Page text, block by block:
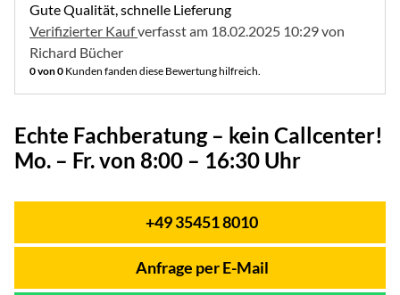
Gute Qualität, schnelle Lieferung
Verifizierter Kaufverfasst am 18.02.2025 10:29 von
Richard Bücher
0 von 0 Kunden fanden diese Bewertung hilfreich.
Echte Fachberatung – kein Callcenter!
Mo. – Fr. von 8:00 – 16:30 Uhr
Telefon:
+49 35451 8010
Anfrage per E-Mail